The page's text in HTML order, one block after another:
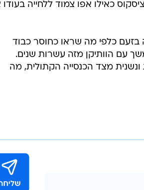
כאילו אפו צמוד ללחייה בעודו
בזעם כלפי מה שראו כחוסר כבוד
בסכסוך מתמשך עם הוותיקן מזה עשרות שנים.
ונשנית מצד הכנסייה הקתולית, מה